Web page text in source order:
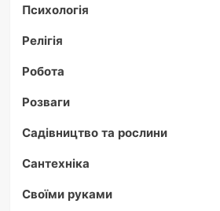
Психологія
Релігія
Робота
Розваги
Садівництво та рослини
Сантехніка
Своїми руками